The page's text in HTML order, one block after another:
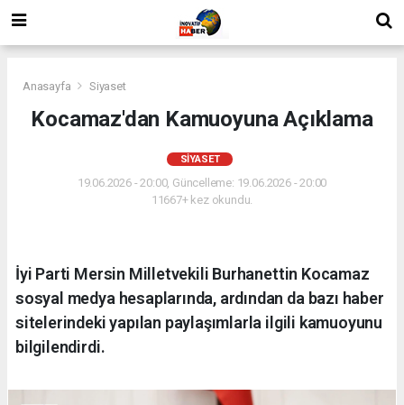
Anasayfa Siyaset
Kocamaz'dan Kamuoyuna Açıklama
SIYASET
19.06.2026 - 20:00, Güncelleme: 19.06.2026 - 20:00
11667+ kez okundu.
İyi Parti Mersin Milletvekili Burhanettin Kocamaz
sosyal medya hesaplarında, ardından da bazı haber
sitelerindeki yapılan paylaşımlarla ilgili kamuoyunu
bilgilendirdi.